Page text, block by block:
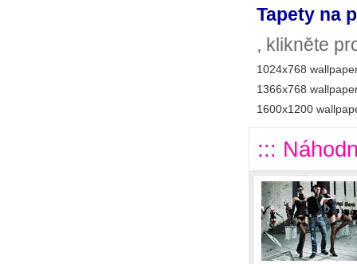
Tapety na
, klikněte
1024x768
1366x768
1600x1200
:::